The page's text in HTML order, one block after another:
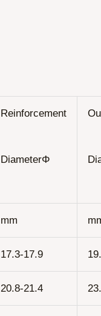
Reinforcement
DiameterΦ
mm
17.3-17.9
20.8-21.4